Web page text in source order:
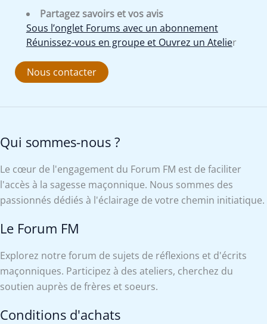
Partagez savoirs et vos avis
Sous l’onglet Forums avec un abonnement
Réunissez-vous en groupe et Ouvrez un Atelier
Nous contacter
Qui sommes-nous ?
Le cœur de l'engagement du Forum FM est de faciliter
l'accès à la sagesse maçonnique. Nous sommes des
passionnés dédiés à l'éclairage de votre chemin initiatique.
Le Forum FM
Explorez notre forum de sujets de réflexions et d'écrits
maçonniques. Participez à des ateliers, cherchez du
soutien auprès de frères et soeurs.
Conditions d'achats